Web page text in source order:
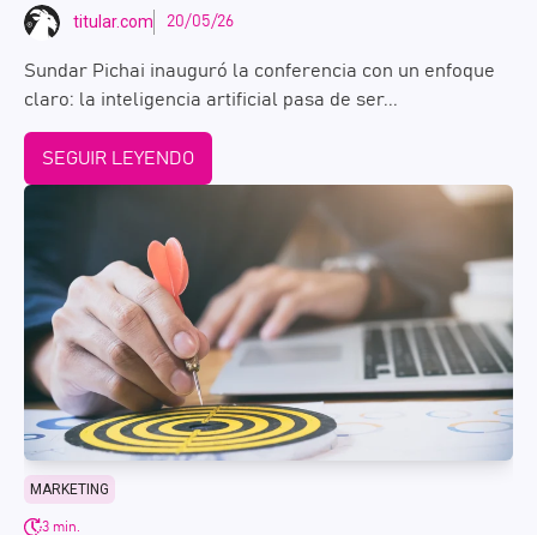
titular.com 20/05/26
Sundar Pichai inauguró la conferencia con un enfoque
claro: la inteligencia artificial pasa de ser...
SEGUIR LEYENDO
MARKETING
3 min.